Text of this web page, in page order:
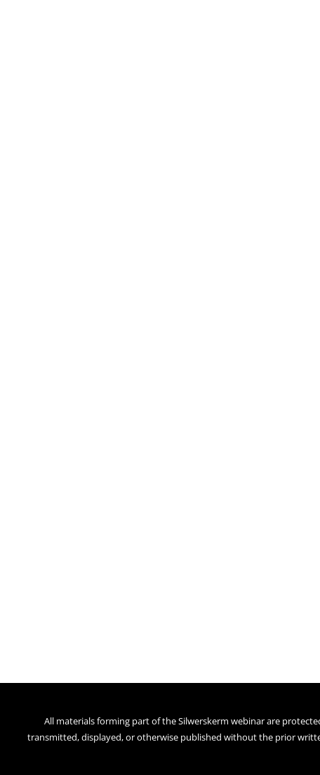
All materials forming part of the Silwerskerm webinar are
transmitted, displayed, or otherwise published without the prior